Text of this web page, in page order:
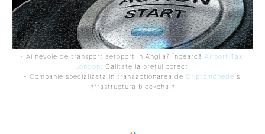
- Ai nevoie de transport aeroport in Anglia? Încearcă Airport Taxi
London . Calitate la prețul corect.
- Companie specializata in tranzactionarea de Criptomonede si
infrastructura blockchain.